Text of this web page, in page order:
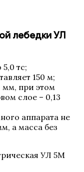
лебедки УЛ
тс;
150 м;
мм, при этом
слое – 0,13
аппарата не
а масса без
УЛ 5М